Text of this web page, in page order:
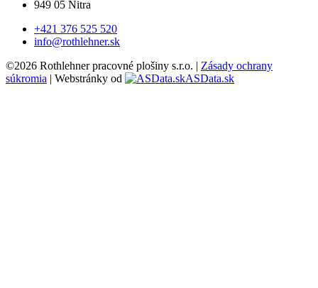
949 05 Nitra
+421 376 525 520
info@rothlehner.sk
©2026 Rothlehner pracovné plošiny s.r.o. | Zásady ochrany
súkromia | Webstránky od ASData.sk